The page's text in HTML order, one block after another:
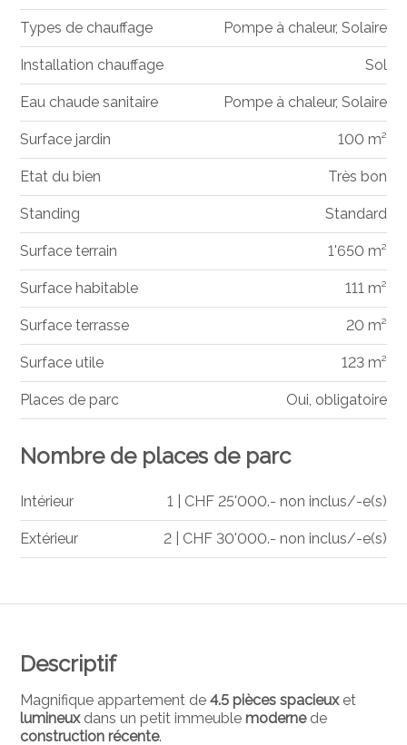
Descriptif
Magnifique appartement de4.5 pièces spacieuxet
lumineuxdans un petit immeublemodernede
construction récente.
Types de chauffage Pompe à chaleur, Solaire
Installation chauffage Sol
Eau chaude sanitaire Pompe à chaleur, Solaire
Surface jardin 100 m²
Etat du bien Très bon
Standing Standard
Surface terrain 1'650 m²
Surface habitable 111 m²
Surface terrasse 20 m²
Surface utile 123 m²
Places de parc Oui, obligatoire
Nombre de places de parc
Intérieur 1 | CHF 25'000.- non inclus/-e(s)
Extérieur 2 | CHF 30'000.- non inclus/-e(s)